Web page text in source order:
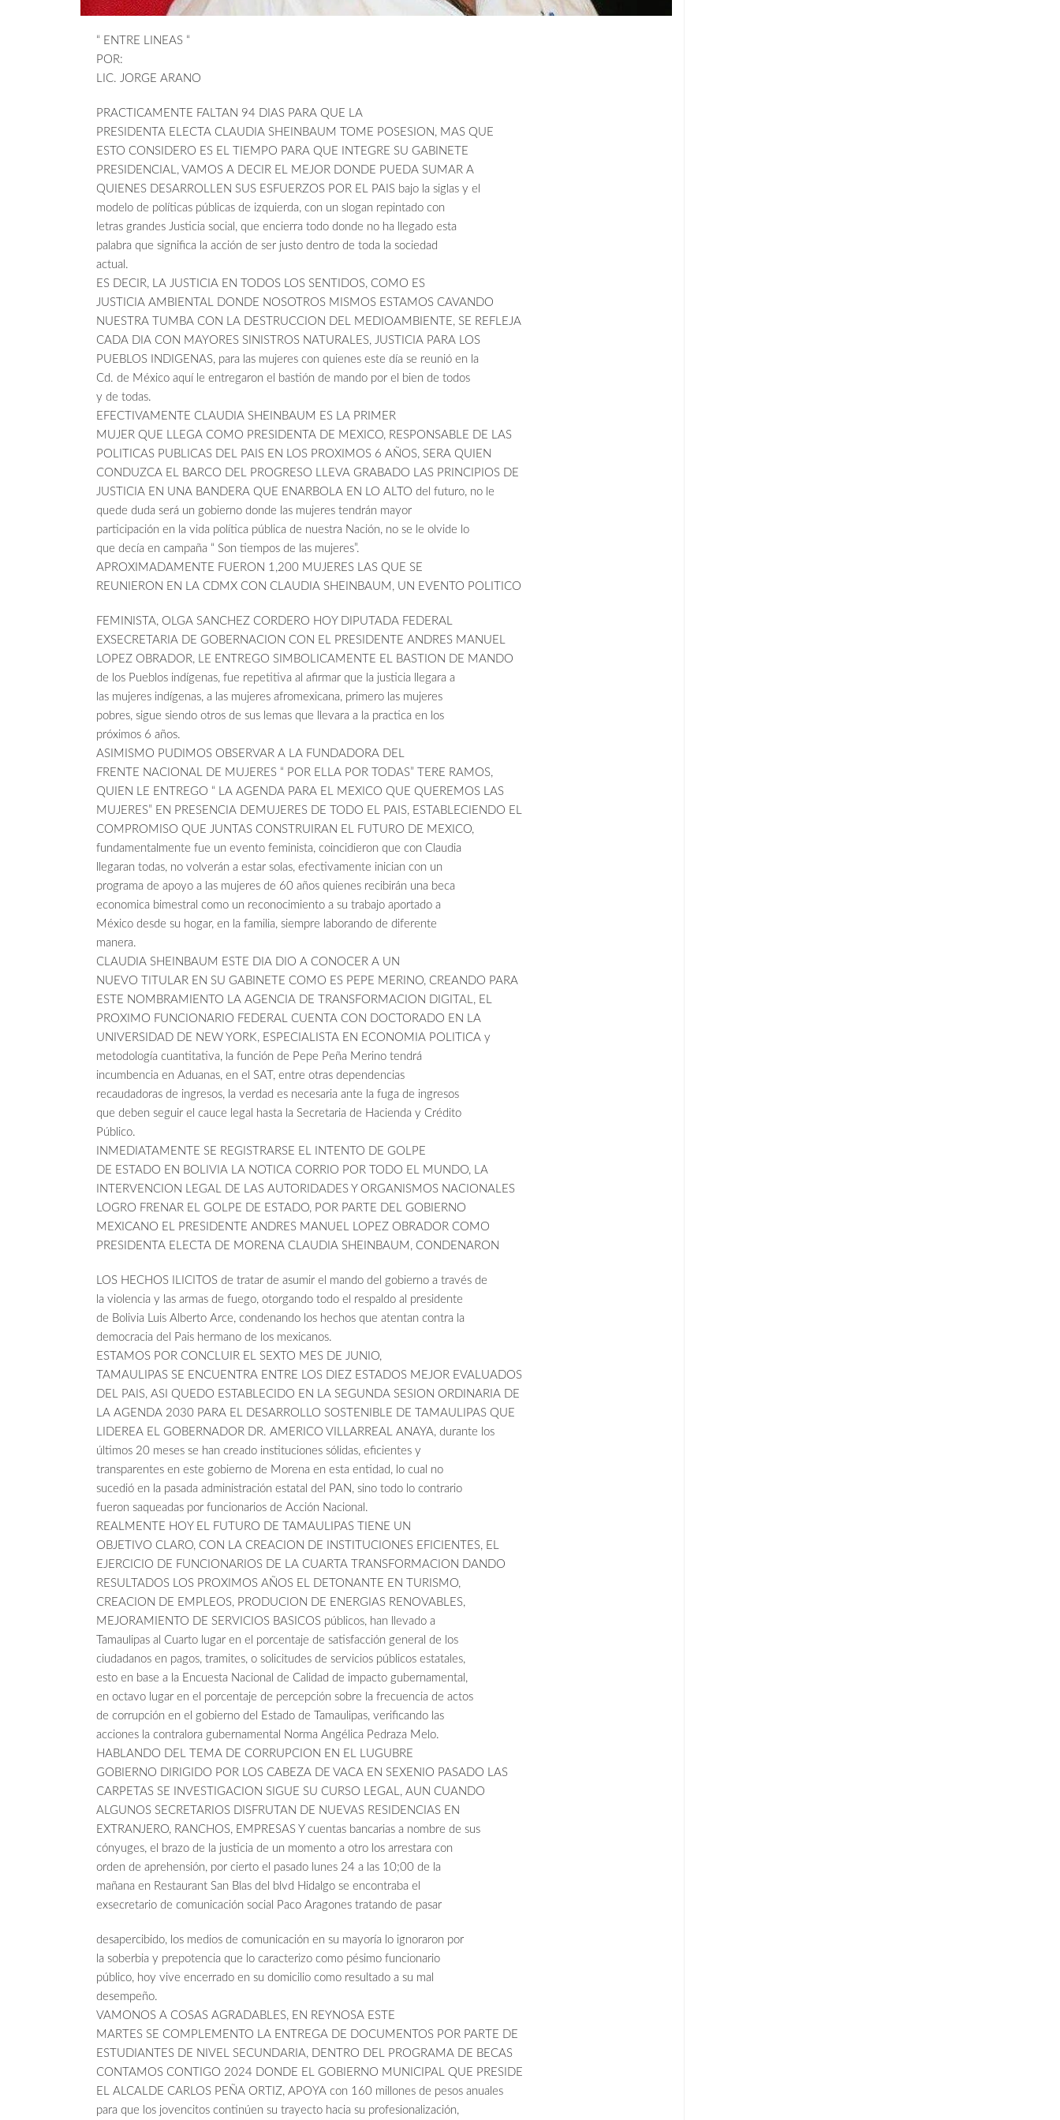
“ ENTRE LINEAS “
POR:
LIC. JORGE ARANO
PRACTICAMENTE FALTAN 94 DIAS PARA QUE LA
PRESIDENTA ELECTA CLAUDIA SHEINBAUM TOME POSESION, MAS QUE
ESTO CONSIDERO ES EL TIEMPO PARA QUE INTEGRE SU GABINETE
PRESIDENCIAL, VAMOS A DECIR EL MEJOR DONDE PUEDA SUMAR A
QUIENES DESARROLLEN SUS ESFUERZOS POR EL PAIS bajo la siglas y el
modelo de políticas públicas de izquierda, con un slogan repintado con
letras grandes Justicia social, que encierra todo donde no ha llegado esta
palabra que significa la acción de ser justo dentro de toda la sociedad
actual.
ES DECIR, LA JUSTICIA EN TODOS LOS SENTIDOS, COMO ES
JUSTICIA AMBIENTAL DONDE NOSOTROS MISMOS ESTAMOS CAVANDO
NUESTRA TUMBA CON LA DESTRUCCION DEL MEDIOAMBIENTE, SE REFLEJA
CADA DIA CON MAYORES SINISTROS NATURALES, JUSTICIA PARA LOS
PUEBLOS INDIGENAS, para las mujeres con quienes este día se reunió en la
Cd. de México aquí le entregaron el bastión de mando por el bien de todos
y de todas.
EFECTIVAMENTE CLAUDIA SHEINBAUM ES LA PRIMER
MUJER QUE LLEGA COMO PRESIDENTA DE MEXICO, RESPONSABLE DE LAS
POLITICAS PUBLICAS DEL PAIS EN LOS PROXIMOS 6 AÑOS, SERA QUIEN
CONDUZCA EL BARCO DEL PROGRESO LLEVA GRABADO LAS PRINCIPIOS DE
JUSTICIA EN UNA BANDERA QUE ENARBOLA EN LO ALTO del futuro, no le
quede duda será un gobierno donde las mujeres tendrán mayor
participación en la vida política pública de nuestra Nación, no se le olvide lo
que decía en campaña “ Son tiempos de las mujeres”.
APROXIMADAMENTE FUERON 1,200 MUJERES LAS QUE SE
REUNIERON EN LA CDMX CON CLAUDIA SHEINBAUM, UN EVENTO POLITICO
FEMINISTA, OLGA SANCHEZ CORDERO HOY DIPUTADA FEDERAL
EXSECRETARIA DE GOBERNACION CON EL PRESIDENTE ANDRES MANUEL
LOPEZ OBRADOR, LE ENTREGO SIMBOLICAMENTE EL BASTION DE MANDO
de los Pueblos indígenas, fue repetitiva al afirmar que la justicia llegara a
las mujeres indígenas, a las mujeres afromexicana, primero las mujeres
pobres, sigue siendo otros de sus lemas que llevara a la practica en los
próximos 6 años.
ASIMISMO PUDIMOS OBSERVAR A LA FUNDADORA DEL
FRENTE NACIONAL DE MUJERES “ POR ELLA POR TODAS” TERE RAMOS,
QUIEN LE ENTREGO “ LA AGENDA PARA EL MEXICO QUE QUEREMOS LAS
MUJERES” EN PRESENCIA DEMUJERES DE TODO EL PAIS, ESTABLECIENDO EL
COMPROMISO QUE JUNTAS CONSTRUIRAN EL FUTURO DE MEXICO,
fundamentalmente fue un evento feminista, coincidieron que con Claudia
llegaran todas, no volverán a estar solas, efectivamente inician con un
programa de apoyo a las mujeres de 60 años quienes recibirán una beca
economica bimestral como un reconocimiento a su trabajo aportado a
México desde su hogar, en la familia, siempre laborando de diferente
manera.
CLAUDIA SHEINBAUM ESTE DIA DIO A CONOCER A UN
NUEVO TITULAR EN SU GABINETE COMO ES PEPE MERINO, CREANDO PARA
ESTE NOMBRAMIENTO LA AGENCIA DE TRANSFORMACION DIGITAL, EL
PROXIMO FUNCIONARIO FEDERAL CUENTA CON DOCTORADO EN LA
UNIVERSIDAD DE NEW YORK, ESPECIALISTA EN ECONOMIA POLITICA y
metodología cuantitativa, la función de Pepe Peña Merino tendrá
incumbencia en Aduanas, en el SAT, entre otras dependencias
recaudadoras de ingresos, la verdad es necesaria ante la fuga de ingresos
que deben seguir el cauce legal hasta la Secretaria de Hacienda y Crédito
Público.
INMEDIATAMENTE SE REGISTRARSE EL INTENTO DE GOLPE
DE ESTADO EN BOLIVIA LA NOTICA CORRIO POR TODO EL MUNDO, LA
INTERVENCION LEGAL DE LAS AUTORIDADES Y ORGANISMOS NACIONALES
LOGRO FRENAR EL GOLPE DE ESTADO, POR PARTE DEL GOBIERNO
MEXICANO EL PRESIDENTE ANDRES MANUEL LOPEZ OBRADOR COMO
PRESIDENTA ELECTA DE MORENA CLAUDIA SHEINBAUM, CONDENARON
LOS HECHOS ILICITOS de tratar de asumir el mando del gobierno a través de
la violencia y las armas de fuego, otorgando todo el respaldo al presidente
de Bolivia Luis Alberto Arce, condenando los hechos que atentan contra la
democracia del Pais hermano de los mexicanos.
ESTAMOS POR CONCLUIR EL SEXTO MES DE JUNIO,
TAMAULIPAS SE ENCUENTRA ENTRE LOS DIEZ ESTADOS MEJOR EVALUADOS
DEL PAIS, ASI QUEDO ESTABLECIDO EN LA SEGUNDA SESION ORDINARIA DE
LA AGENDA 2030 PARA EL DESARROLLO SOSTENIBLE DE TAMAULIPAS QUE
LIDEREA EL GOBERNADOR DR. AMERICO VILLARREAL ANAYA, durante los
últimos 20 meses se han creado instituciones sólidas, eficientes y
transparentes en este gobierno de Morena en esta entidad, lo cual no
sucedió en la pasada administración estatal del PAN, sino todo lo contrario
fueron saqueadas por funcionarios de Acción Nacional.
REALMENTE HOY EL FUTURO DE TAMAULIPAS TIENE UN
OBJETIVO CLARO, CON LA CREACION DE INSTITUCIONES EFICIENTES, EL
EJERCICIO DE FUNCIONARIOS DE LA CUARTA TRANSFORMACION DANDO
RESULTADOS LOS PROXIMOS AÑOS EL DETONANTE EN TURISMO,
CREACION DE EMPLEOS, PRODUCION DE ENERGIAS RENOVABLES,
MEJORAMIENTO DE SERVICIOS BASICOS públicos, han llevado a
Tamaulipas al Cuarto lugar en el porcentaje de satisfacción general de los
ciudadanos en pagos, tramites, o solicitudes de servicios públicos estatales,
esto en base a la Encuesta Nacional de Calidad de impacto gubernamental,
en octavo lugar en el porcentaje de percepción sobre la frecuencia de actos
de corrupción en el gobierno del Estado de Tamaulipas, verificando las
acciones la contralora gubernamental Norma Angélica Pedraza Melo.
HABLANDO DEL TEMA DE CORRUPCION EN EL LUGUBRE
GOBIERNO DIRIGIDO POR LOS CABEZA DE VACA EN SEXENIO PASADO LAS
CARPETAS SE INVESTIGACION SIGUE SU CURSO LEGAL, AUN CUANDO
ALGUNOS SECRETARIOS DISFRUTAN DE NUEVAS RESIDENCIAS EN
EXTRANJERO, RANCHOS, EMPRESAS Y cuentas bancarias a nombre de sus
cónyuges, el brazo de la justicia de un momento a otro los arrestara con
orden de aprehensión, por cierto el pasado lunes 24 a las 10;00 de la
mañana en Restaurant San Blas del blvd Hidalgo se encontraba el
exsecretario de comunicación social Paco Aragones tratando de pasar
desapercibido, los medios de comunicación en su mayoría lo ignoraron por
la soberbia y prepotencia que lo caracterizo como pésimo funcionario
público, hoy vive encerrado en su domicilio como resultado a su mal
desempeño.
VAMONOS A COSAS AGRADABLES, EN REYNOSA ESTE
MARTES SE COMPLEMENTO LA ENTREGA DE DOCUMENTOS POR PARTE DE
ESTUDIANTES DE NIVEL SECUNDARIA, DENTRO DEL PROGRAMA DE BECAS
CONTAMOS CONTIGO 2024 DONDE EL GOBIERNO MUNICIPAL QUE PRESIDE
EL ALCALDE CARLOS PEÑA ORTIZ, APOYA con 160 millones de pesos anuales
para que los jovencitos continúen su trayecto hacia su profesionalización,